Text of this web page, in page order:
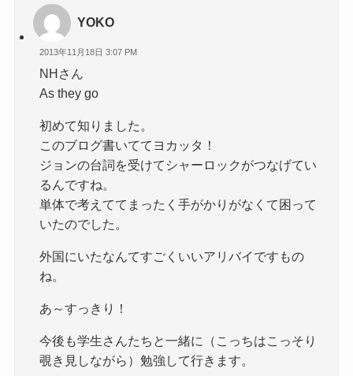
YOKO
2013年11月18日 3:07 PM
NHさん
As they go
初めて知りました。
このブログ書いててヨカッタ！
ジョンの台詞を受けてシャーロックがつなげてい
るんですね。
単体で考えててまったく手がかりがなくて困って
いたのでした。
外国にいたなんてすごくいいアリバイですもの
ね。
あ～すっきり！
今後も学生さんたちと一緒に（こっちはこっそり
覗き見しながら）勉強して行きます。